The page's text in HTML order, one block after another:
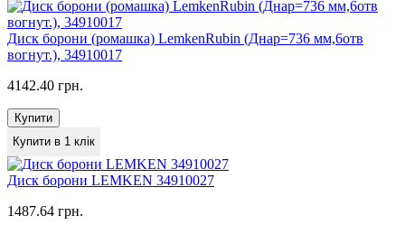
Диск борони (ромашка) LemkenRubin (Днар=736 мм,6отв
вогнут.), 34910017
4142.40 грн.
Купити
Купити в 1 клік
Диск борони LEMKEN 34910027
1487.64 грн.